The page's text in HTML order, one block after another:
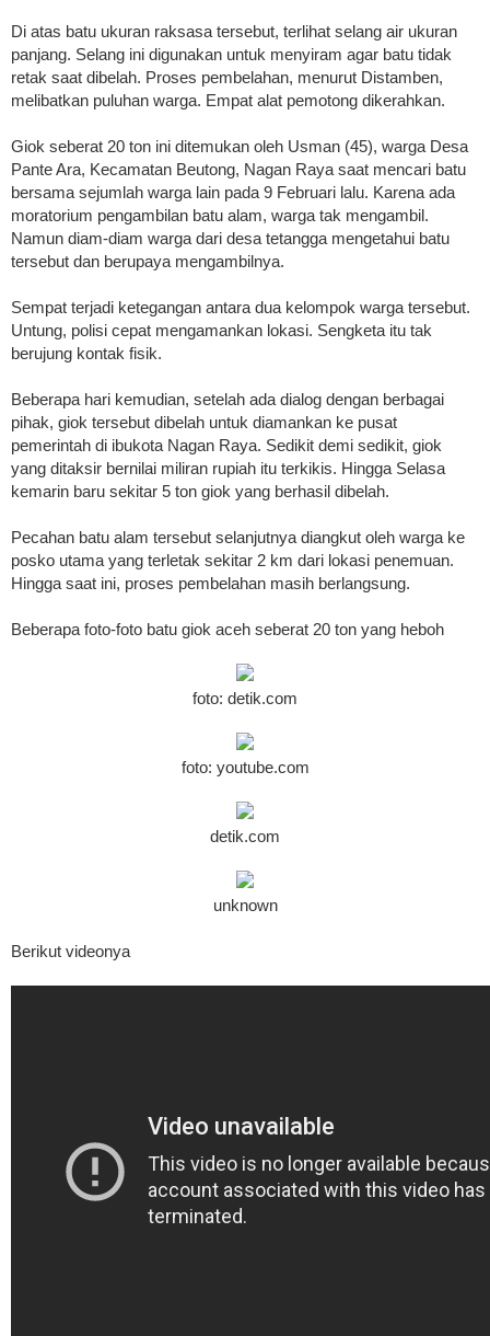
Di atas batu ukuran raksasa tersebut, terlihat selang air ukuran
panjang. Selang ini digunakan untuk menyiram agar batu tidak
retak saat dibelah. Proses pembelahan, menurut Distamben,
melibatkan puluhan warga. Empat alat pemotong dikerahkan.
Giok seberat 20 ton ini ditemukan oleh Usman (45), warga Desa
Pante Ara, Kecamatan Beutong, Nagan Raya saat mencari batu
bersama sejumlah warga lain pada 9 Februari lalu. Karena ada
moratorium pengambilan batu alam, warga tak mengambil.
Namun diam-diam warga dari desa tetangga mengetahui batu
tersebut dan berupaya mengambilnya.
Sempat terjadi ketegangan antara dua kelompok warga tersebut.
Untung, polisi cepat mengamankan lokasi. Sengketa itu tak
berujung kontak fisik.
Beberapa hari kemudian, setelah ada dialog dengan berbagai
pihak, giok tersebut dibelah untuk diamankan ke pusat
pemerintah di ibukota Nagan Raya. Sedikit demi sedikit, giok
yang ditaksir bernilai miliran rupiah itu terkikis. Hingga Selasa
kemarin baru sekitar 5 ton giok yang berhasil dibelah.
Pecahan batu alam tersebut selanjutnya diangkut oleh warga ke
posko utama yang terletak sekitar 2 km dari lokasi penemuan.
Hingga saat ini, proses pembelahan masih berlangsung.
Beberapa foto-foto batu giok aceh seberat 20 ton yang heboh
foto: detik.com
foto: youtube.com
detik.com
unknown
Berikut videonya